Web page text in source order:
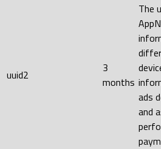
uuid2
3
months
The
ads
and